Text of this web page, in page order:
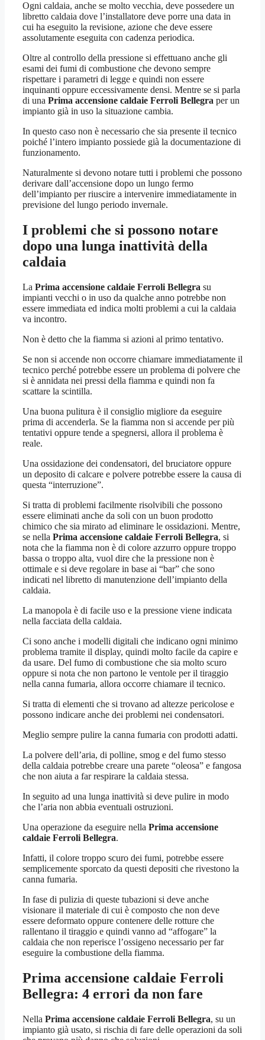
Ogni caldaia, anche se molto vecchia, deve possedere un
libretto caldaia dove l’installatore deve porre una data in
cui ha eseguito la revisione, azione che deve essere
assolutamente eseguita con cadenza periodica.
Oltre al controllo della pressione si effettuano anche gli
esami dei fumi di combustione che devono sempre
rispettare i parametri di legge e quindi non essere
inquinanti oppure eccessivamente densi. Mentre se si parla
di una Prima accensione caldaie Ferroli Bellegra per un
impianto già in uso la situazione cambia.
In questo caso non è necessario che sia presente il tecnico
poiché l’intero impianto possiede già la documentazione di
funzionamento.
Naturalmente si devono notare tutti i problemi che possono
derivare dall’accensione dopo un lungo fermo
dell’impianto per riuscire a intervenire immediatamente in
previsione del lungo periodo invernale.
I problemi che si possono notare
dopo una lunga inattività della
caldaia
La Prima accensione caldaie Ferroli Bellegra su
impianti vecchi o in uso da qualche anno potrebbe non
essere immediata ed indica molti problemi a cui la caldaia
va incontro.
Non è detto che la fiamma si azioni al primo tentativo.
Se non si accende non occorre chiamare immediatamente il
tecnico perché potrebbe essere un problema di polvere che
si è annidata nei pressi della fiamma e quindi non fa
scattare la scintilla.
Una buona pulitura è il consiglio migliore da eseguire
prima di accenderla. Se la fiamma non si accende per più
tentativi oppure tende a spegnersi, allora il problema è
reale.
Una ossidazione dei condensatori, del bruciatore oppure
un deposito di calcare e polvere potrebbe essere la causa di
questa “interruzione”.
Si tratta di problemi facilmente risolvibili che possono
essere eliminati anche da soli con un buon prodotto
chimico che sia mirato ad eliminare le ossidazioni. Mentre,
se nella Prima accensione caldaie Ferroli Bellegra, si
nota che la fiamma non è di colore azzurro oppure troppo
bassa o troppo alta, vuol dire che la pressione non è
ottimale e si deve regolare in base ai “bar” che sono
indicati nel libretto di manutenzione dell’impianto della
caldaia.
La manopola è di facile uso e la pressione viene indicata
nella facciata della caldaia.
Ci sono anche i modelli digitali che indicano ogni minimo
problema tramite il display, quindi molto facile da capire e
da usare. Del fumo di combustione che sia molto scuro
oppure si nota che non partono le ventole per il tiraggio
nella canna fumaria, allora occorre chiamare il tecnico.
Si tratta di elementi che si trovano ad altezze pericolose e
possono indicare anche dei problemi nei condensatori.
Meglio sempre pulire la canna fumaria con prodotti adatti.
La polvere dell’aria, di polline, smog e del fumo stesso
della caldaia potrebbe creare una parete “oleosa” e fangosa
che non aiuta a far respirare la caldaia stessa.
In seguito ad una lunga inattività si deve pulire in modo
che l’aria non abbia eventuali ostruzioni.
Una operazione da eseguire nella Prima accensione
caldaie Ferroli Bellegra.
Infatti, il colore troppo scuro dei fumi, potrebbe essere
semplicemente sporcato da questi depositi che rivestono la
canna fumaria.
In fase di pulizia di queste tubazioni si deve anche
visionare il materiale di cui è composto che non deve
essere deformato oppure contenere delle rotture che
rallentano il tiraggio e quindi vanno ad “affogare” la
caldaia che non reperisce l’ossigeno necessario per far
eseguire la combustione della fiamma.
Prima accensione caldaie Ferroli
Bellegra: 4 errori da non fare
Nella Prima accensione caldaie Ferroli Bellegra, su un
impianto già usato, si rischia di fare delle operazioni da soli